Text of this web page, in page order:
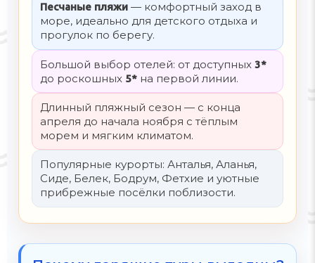
Песчаные пляжи— комфортный заход в
море, идеально для детского отдыха и
прогулок по берегу.
Большой выбор отелей: от доступных 3*
до роскошных 5*на первой линии.
Длинный пляжный сезон — с конца
апреля до начала ноября с тёплым
морем и мягким климатом.
Популярные курорты: Анталья, Аланья,
Сиде, Белек, Бодрум, Фетхие и уютные
прибрежные посёлки поблизости.